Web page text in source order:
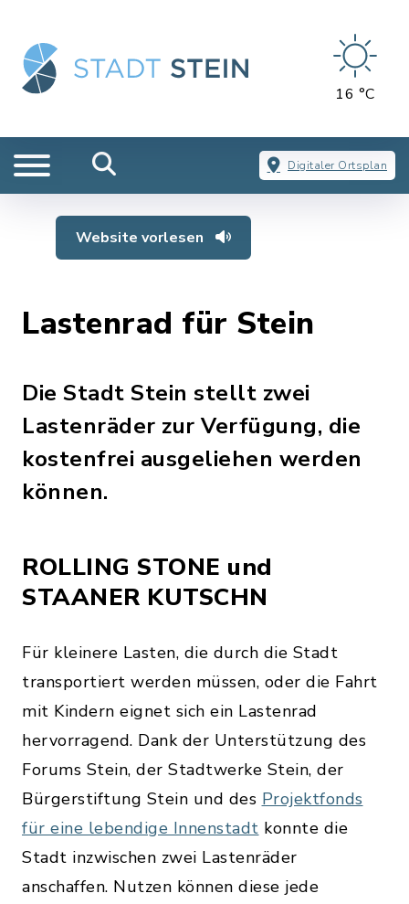
16 °C
Digitaler Ortsplan
Website vorlesen
Lastenrad für Stein
Die Stadt Stein stellt zwei
Lastenräder zur Verfügung, die
kostenfrei ausgeliehen werden
können.
ROLLING STONE und
STAANER KUTSCHN
Für kleinere Lasten, die durch die Stadt
transportiert werden müssen, oder die Fahrt
mit Kindern eignet sich ein Lastenrad
hervorragend. Dank der Unterstützung des
Forums Stein, der Stadtwerke Stein, der
Bürgerstiftung Stein und des Projektfonds
für eine lebendige Innenstadt konnte die
Stadt inzwischen zwei Lastenräder
anschaffen. Nutzen können diese jede